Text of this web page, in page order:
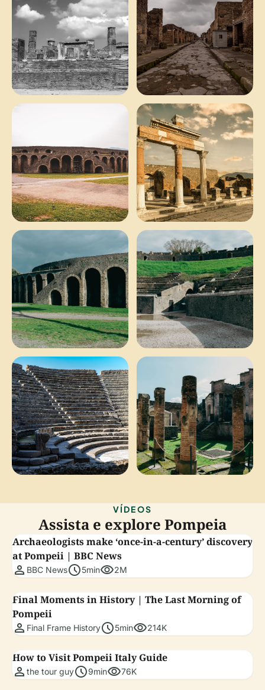
VÍDEOS
Assista e explore Pompeia
Archaeologists make ‘once-in-a-century’ discovery
at Pompeii | BBC News
person BBC Newsschedule5minvisibility2M
Final Moments in History | The Last Morning of
Pompeii
person Final Frame Historyschedule5minvisibility214K
How to Visit Pompeii Italy Guide
person the tour guyschedule9minvisibility76K